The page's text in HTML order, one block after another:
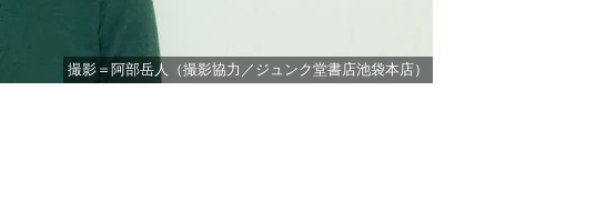
撮影＝阿部岳人（撮影協力／ジュンク堂書店池袋本店）